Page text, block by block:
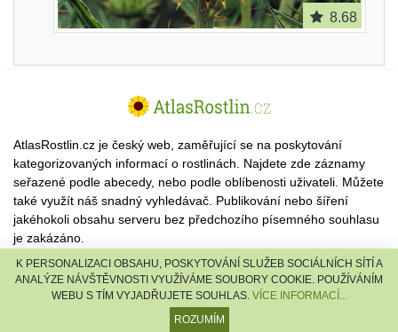
8.68
AtlasRostlin.cz je český web, zaměřující se na poskytování
kategorizovaných informací o rostlinách. Najdete zde záznamy
seřazené podle abecedy, nebo podle oblíbenosti uživateli. Můžete
také využít náš snadný vyhledávač. Publikování nebo šíření
jakéhokoli obsahu serveru bez předchozího písemného souhlasu
je zakázáno.
© 2026 AtlasRostlin.cz |TISCALI MEDIA, a.s.|Člen skupiny
DIGNITY, s.r.o.
K PERSONALIZACI OBSAHU, POSKYTOVÁNÍ SLUŽEB SOCIÁLNÍCH SÍTÍ A
ANALÝZE NÁVŠTĚVNOSTI VYUŽÍVÁME SOUBORY COOKIE. POUŽÍVÁNÍM
WEBU S TÍM VYJADŘUJETE SOUHLAS. VÍCE INFORMACÍ...
ROZUMÍM